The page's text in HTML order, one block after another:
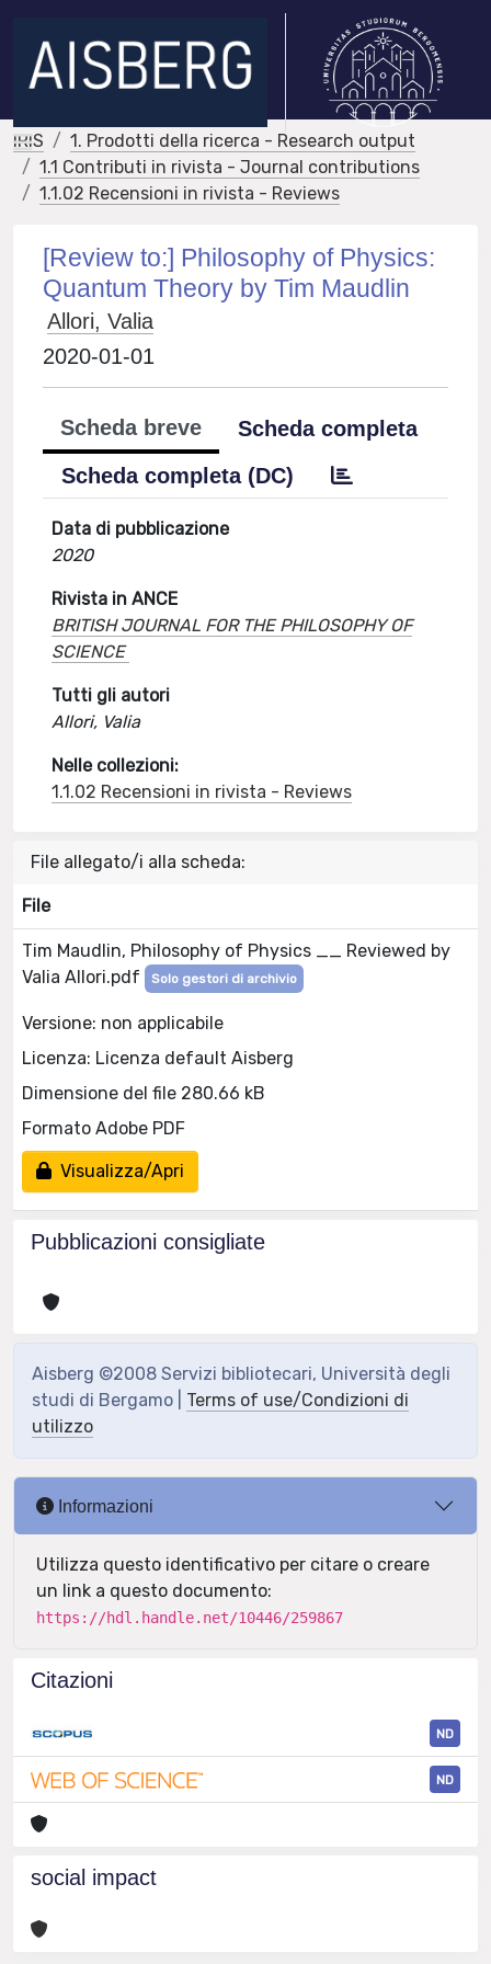
IRIS
1. Prodotti della ricerca - Research output
1.1 Contributi in rivista - Journal contributions
1.1.02 Recensioni in rivista - Reviews
[Review to:] Philosophy of Physics:
Quantum Theory by Tim Maudlin
Allori, Valia
2020-01-01
Scheda breve
Scheda completa
Scheda completa (DC)
Data di pubblicazione
2020
Rivista in ANCE
BRITISH JOURNAL FOR THE PHILOSOPHY OF
SCIENCE
Tutti gli autori
Allori, Valia
Nelle collezioni:
1.1.02 Recensioni in rivista - Reviews
File allegato/i alla scheda:
File
Tim Maudlin, Philosophy of Physics __ Reviewed by
Valia Allori.pdf
Solo gestori di archivio
Versione: non applicabile
Licenza: Licenza default Aisberg
Dimensione del file 280.66 kB
Formato Adobe PDF
Visualizza/Apri
Pubblicazioni consigliate
Aisberg ©2008 Servizi bibliotecari, Università degli
studi di Bergamo | Terms of use/Condizioni di
utilizzo
Informazioni
Utilizza questo identificativo per citare o creare
un link a questo documento:
https://hdl.handle.net/10446/259867
Citazioni
ND
ND
social impact